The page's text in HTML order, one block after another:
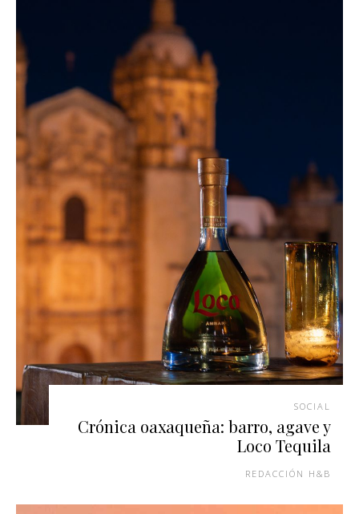
SOCIAL
Crónica oaxaqueña: barro, agave y
Loco Tequila
REDACCIÓN H&B